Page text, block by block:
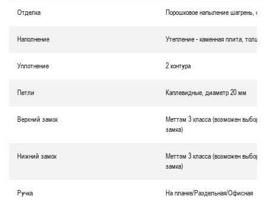
Отделка Порошковое напыление шагрень,
Наполнение Утепление - каменная плита,
Уплотнение 2 контура
Петли Каплевидные, диаметр 20 мм
Верхний замок
Меттэм 3 класса (возможен выбор
замка)
Нижний замок
Меттэм 3 класса (возможен выбор
замка)
Ручка На планке/Раздельная/Офисная